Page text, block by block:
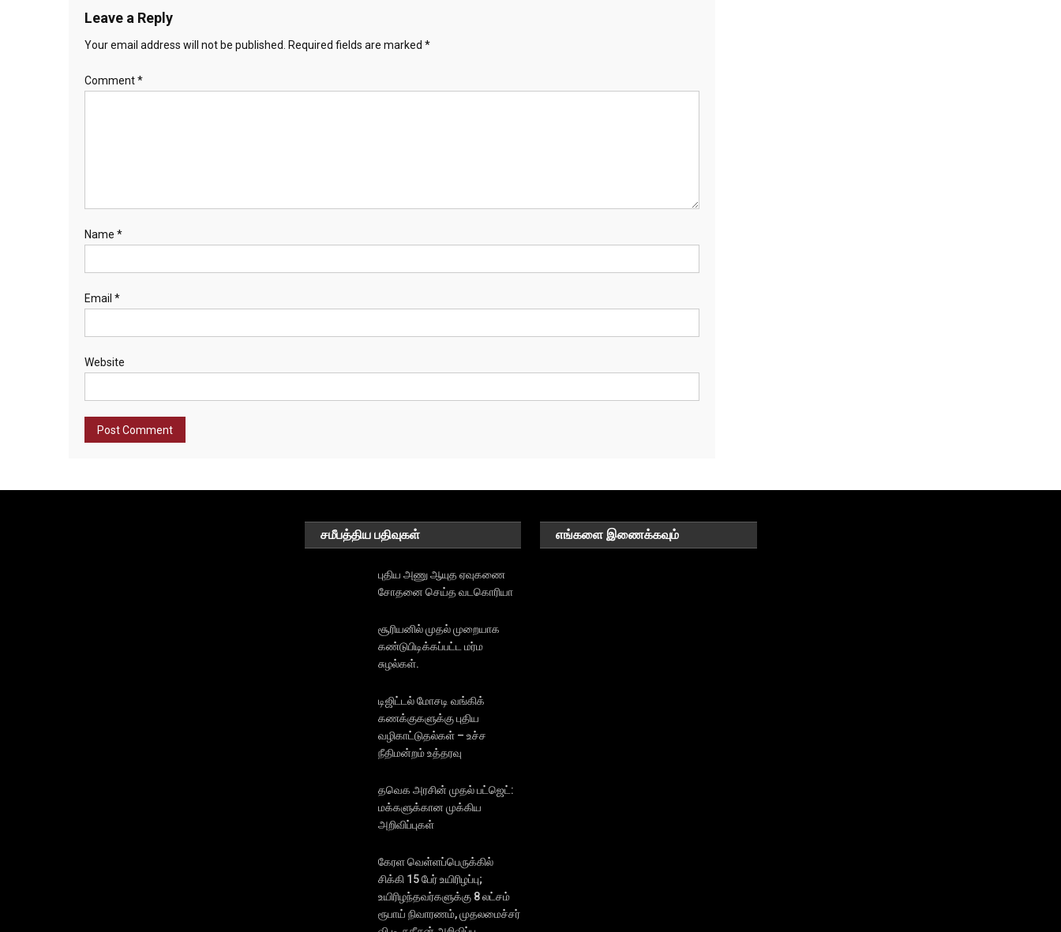
Leave a Reply
Your email address will not be published. Required fields are marked *
Comment*
Name *
Email *
Website
சமீபத்திய பதிவுகள்
புதிய அணு ஆயுத ஏவுகணை
சோதனை செய்த வடகொரியா
சூரியனில் முதல் முறையாக
கண்டுபிடிக்கப்பட்ட மர்ம
சுழல்கள்.
டிஜிட்டல் மோசடி வங்கிக்
கணக்குகளுக்கு புதிய
வழிகாட்டுதல்கள் – உச்ச
நீதிமன்றம் உத்தரவு
தவெக அரசின் முதல் பட்ஜெட்:
மக்களுக்கான முக்கிய
அறிவிப்புகள்
கேரள வெள்ளப்பெருக்கில்
சிக்கி 15 பேர் உயிரிழப்பு;
உயிரிழந்தவர்களுக்கு 8 லட்சம்
ரூபாய் நிவாரணம், முதலமைச்சர்
எங்களை இணைக்கவும்